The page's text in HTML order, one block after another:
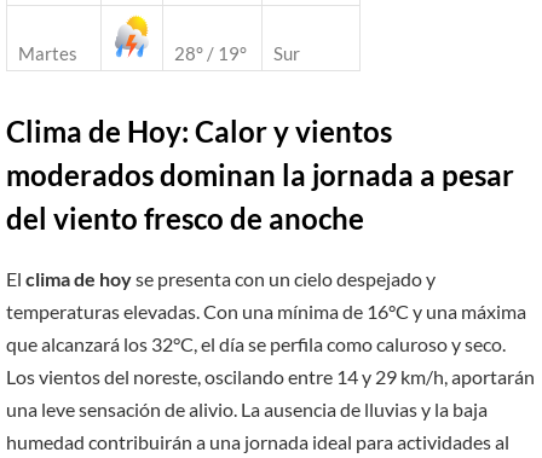
Martes 28° / 19° Sur
Clima de Hoy: Calor y vientos
moderados dominan la jornada a pesar
del viento fresco de anoche
El clima de hoyse presenta con un cielo despejado y
temperaturas elevadas. Con una mínima de 16°C y una máxima
que alcanzará los 32°C, el día se perfila como caluroso y seco.
Los vientos del noreste, oscilando entre 14 y 29 km/h, aportarán
una leve sensación de alivio. La ausencia de lluvias y la baja
humedad contribuirán a una jornada ideal para actividades al